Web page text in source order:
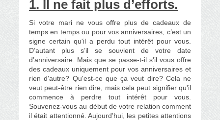
1. Il ne fait plus d’efforts.
Si votre mari ne vous offre plus de cadeaux de
temps en temps ou pour vos anniversaires, c’est un
signe certain qu'il a perdu tout intérêt pour vous.
D’autant plus s’il se souvient de votre date
d’anniversaire. Mais que se passe-t-il s'il vous offre
des cadeaux uniquement pour vos anniversaires et
rien d'autre? Qu'est-ce que ça veut dire? Cela ne
veut peut-être rien dire, mais cela peut signifier qu'il
commence à perdre tout intérêt pour vous.
Souvenez-vous au début de votre relation comment
il était attentionné. Aujourd’hui, les petites attentions